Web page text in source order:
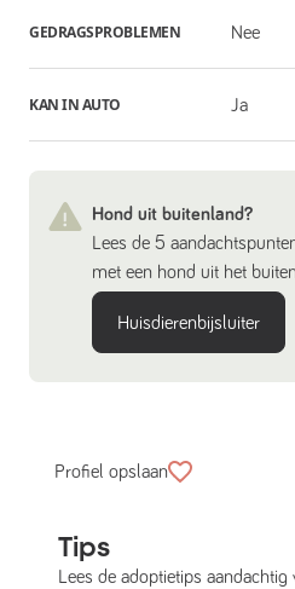
GEDRAGSPROBLEMEN Nee
KAN IN AUTO Ja
Hond uit buitenland?
Lees de 5
met een hond uit het
Huisdierenbijsluiter
Profiel opslaan
Tips
Lees de adoptietips aandachtig